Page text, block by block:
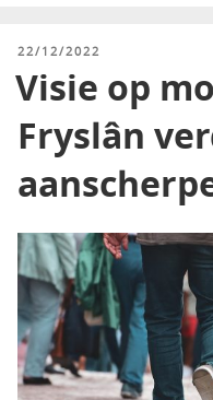
GEPLAATST
22/12/2022
Visie op
Fryslân